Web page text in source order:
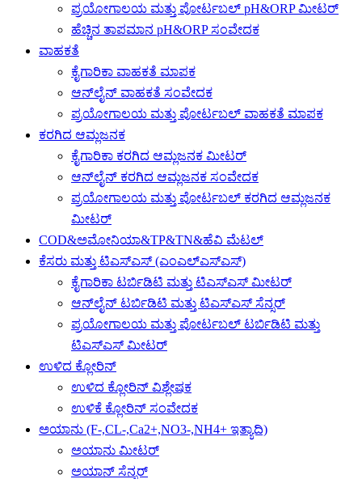
ಪ್ರಯೋಗಾಲಯ ಮತ್ತು ಪೋರ್ಟಬಲ್ pH&ORP ಮೀಟರ್
ಹೆಚ್ಚಿನ ತಾಪಮಾನ pH&ORP ಸಂವೇದಕ
ವಾಹಕತೆ
ಕೈಗಾರಿಕಾ ವಾಹಕತೆ ಮಾಪಕ
ಆನ್‌ಲೈನ್ ವಾಹಕತೆ ಸಂವೇದಕ
ಪ್ರಯೋಗಾಲಯ ಮತ್ತು ಪೋರ್ಟಬಲ್ ವಾಹಕತೆ ಮಾಪಕ
ಕರಗಿದ ಆಮ್ಲಜನಕ
ಕೈಗಾರಿಕಾ ಕರಗಿದ ಆಮ್ಲಜನಕ ಮೀಟರ್
ಆನ್‌ಲೈನ್ ಕರಗಿದ ಆಮ್ಲಜನಕ ಸಂವೇದಕ
ಪ್ರಯೋಗಾಲಯ ಮತ್ತು ಪೋರ್ಟಬಲ್ ಕರಗಿದ ಆಮ್ಲಜನಕ
ಮೀಟರ್
COD&ಅಮೋನಿಯಾ&TP&TN&ಹೆವಿ ಮೆಟಲ್
ಕೆಸರು ಮತ್ತು ಟಿಎಸ್ಎಸ್ (ಎಂಎಲ್ಎಸ್ಎಸ್)
ಕೈಗಾರಿಕಾ ಟರ್ಬಿಡಿಟಿ ಮತ್ತು ಟಿಎಸ್ಎಸ್ ಮೀಟರ್
ಆನ್‌ಲೈನ್ ಟರ್ಬಿಡಿಟಿ ಮತ್ತು ಟಿಎಸ್ಎಸ್ ಸೆನ್ಸರ್
ಪ್ರಯೋಗಾಲಯ ಮತ್ತು ಪೋರ್ಟಬಲ್ ಟರ್ಬಿಡಿಟಿ ಮತ್ತು
ಟಿಎಸ್ಎಸ್ ಮೀಟರ್
ಉಳಿದ ಕ್ಲೋರಿನ್
ಉಳಿದ ಕ್ಲೋರಿನ್ ವಿಶ್ಲೇಷಕ
ಉಳಿಕೆ ಕ್ಲೋರಿನ್ ಸಂವೇದಕ
ಅಯಾನು (F-,CL-,Ca2+,NO3-,NH4+ ಇತ್ಯಾದಿ)
ಅಯಾನು ಮೀಟರ್
ಅಯಾನ್ ಸೆನ್ಸರ್